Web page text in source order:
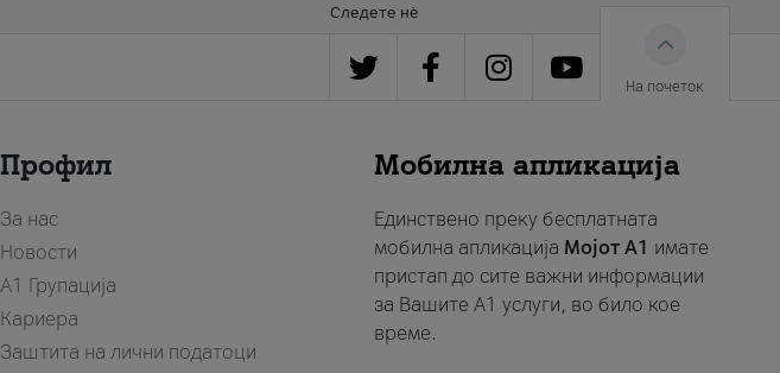
Следете нè
На почеток
Профил
За нас
Новости
А1 Групација
Кариера
Заштита на лични податоци
Мобилна апликација
Единствено преку бесплатната
мобилна апликација Мојот A1 имате
пристап до сите важни информации
за Вашите A1 услуги, во било кое
време.